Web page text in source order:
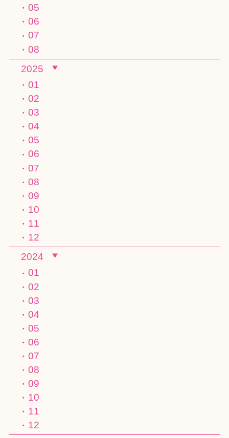
05
06
07
08
2025
01
02
03
04
05
06
07
08
09
10
11
12
2024
01
02
03
04
05
06
07
08
09
10
11
12